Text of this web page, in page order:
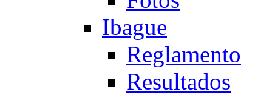
Ibague
Reglamento
Resultados